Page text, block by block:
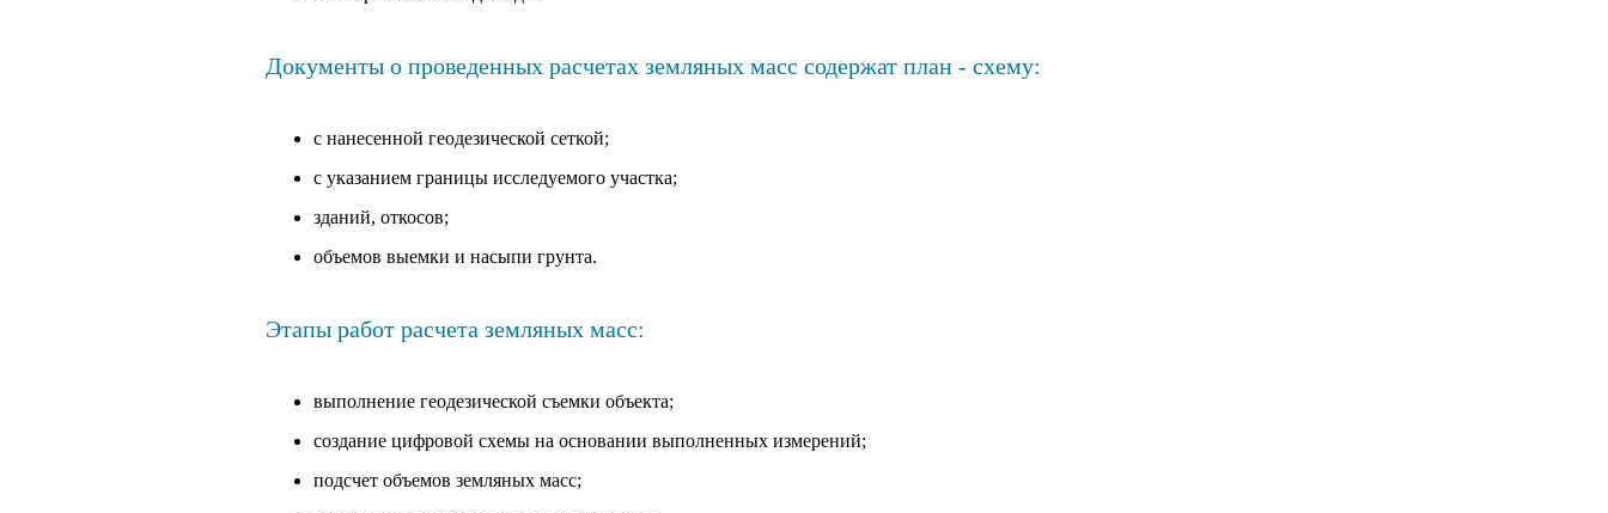
Документы о проведенных расчетах земляных масс содержат план - схему:
с нанесенной геодезической сеткой;
с указанием границы исследуемого участка;
зданий, откосов;
объемов выемки и насыпи грунта.
Этапы работ расчета земляных масс:
выполнение геодезической съемки объекта;
создание цифровой схемы на основании выполненных измерений;
подсчет объемов земляных масс;